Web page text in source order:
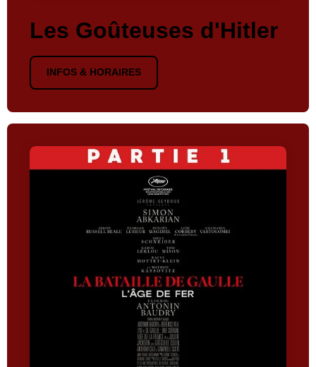
Les Goûteuses d'Hitler
INFOS & HORAIRES